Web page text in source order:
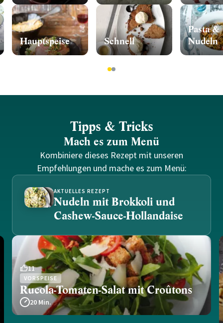
Hauptspeise Schnell
Pasta &
Nudeln
12
Tipps & Tricks
Mach es zum Menü
Kombiniere dieses Rezept mit unseren
Empfehlungen und mache es zum Menü:
AKTUELLES REZEPT
Nudeln mit Brokkoli und
Cashew-Sauce-Hollandaise
11
VORSPEISE
Rucola-Tomaten-Salat mit Croûtons
20 Min.